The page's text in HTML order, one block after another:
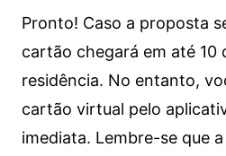
Pronto! Caso a proposta
cartão chegará em até 10
residência. No entanto,
cartão virtual pelo
imediata. Lembre-se que